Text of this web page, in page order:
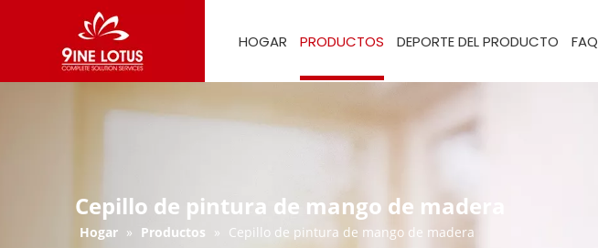
HOGAR PRODUCTOS DEPORTE DEL PRODUCTO FAQ
Cepillo de pintura de mango de madera
Hogar » Productos » Cepillo de pintura de mango de madera